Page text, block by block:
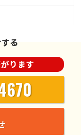
る
ります